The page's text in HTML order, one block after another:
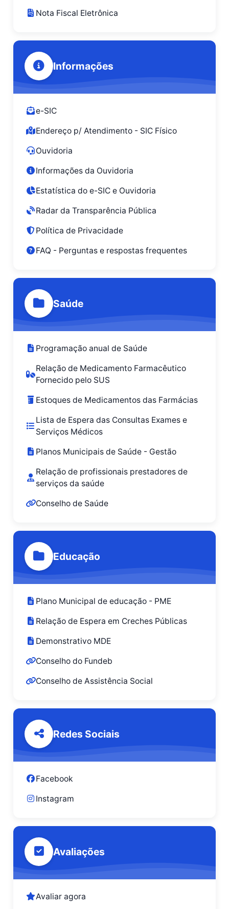
Nota Fiscal Eletrônica
Informações
e-SIC
Endereço p/ Atendimento - SIC Físico
Ouvidoria
Informações da Ouvidoria
Estatística do e-SIC e Ouvidoria
Radar da Transparência Pública
Política de Privacidade
FAQ - Perguntas e respostas frequentes
Saúde
Programação anual de Saúde
Relação de Medicamento Farmacêutico
Fornecido pelo SUS
Estoques de Medicamentos das Farmácias
Lista de Espera das Consultas Exames e
Serviços Médicos
Planos Municipais de Saúde - Gestão
Relação de profissionais prestadores de
serviços da saúde
Conselho de Saúde
Educação
Plano Municipal de educação - PME
Relação de Espera em Creches Públicas
Demonstrativo MDE
Conselho do Fundeb
Conselho de Assistência Social
Redes Sociais
Facebook
Instagram
Avaliações
Avaliar agora